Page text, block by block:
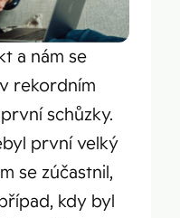
a nám se
rekordním
schůzky.
první velký
se zúčastnil,
kdy byl